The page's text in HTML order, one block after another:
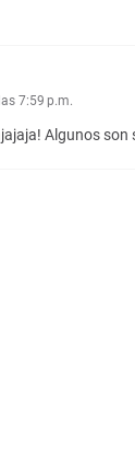
7:59 p.m.
Algunos